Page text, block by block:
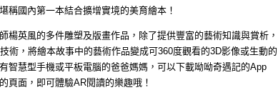
稱國內第一本結合擴增實境的美育繪本！
楊英風的多件雕塑及版畫作品， 除了提供豐富的藝術知識與賞析，
術，將繪本故事中的藝術作品變成可360度觀看的3D影像或生動的
智慧型手機或平板電腦的爸爸媽媽，可以下載呦呦奇遇記的App
頁面，即可體驗AR閱讀的樂趣哦！